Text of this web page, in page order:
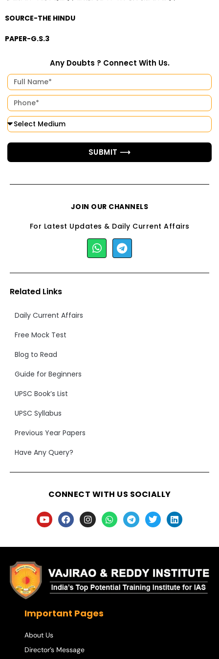
SOURCE-THE HINDU
PAPER-G.S.3
Any Doubts ? Connect With Us.
SUBMIT ⟶
JOIN OUR CHANNELS
For Latest Updates & Daily Current Affairs
Related Links
Daily Current Affairs
Free Mock Test
Blog to Read
Guide for Beginners
UPSC Book’s List
UPSC Syllabus
Previous Year Papers
Have Any Query?
CONNECT WITH US SOCIALLY
Important Pages
About Us
Director’s Message